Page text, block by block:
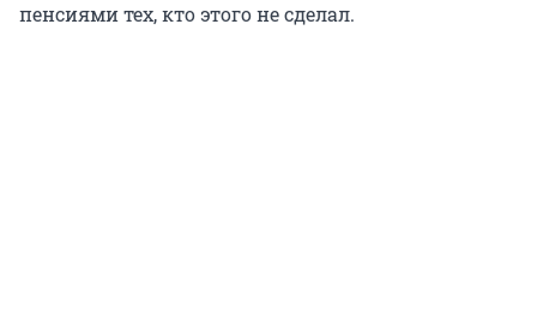
пенсиями тех, кто этого не сделал.